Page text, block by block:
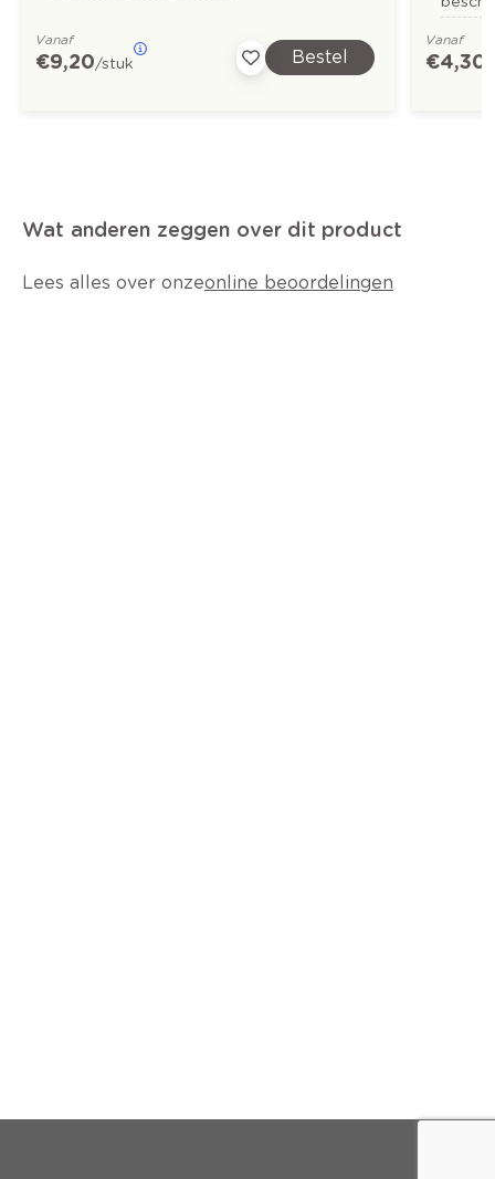
Vanaf
€ 9,20/stuk Bestel
Vanaf
€ 4,30
Wat anderen zeggen over dit product
Lees alles over onzeonline beoordelingen